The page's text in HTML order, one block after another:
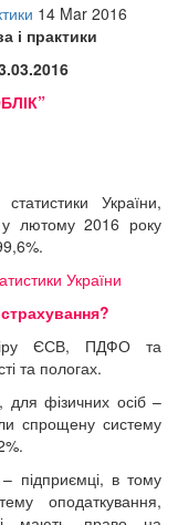
14 Mar 2016
і практики
.03.2016
України,
у лютому 2016 року
України
ЄСВ, ПДФО та
та пологах.
фізичних осіб –
спрощену систему
підприємці, в тому
оподаткування,